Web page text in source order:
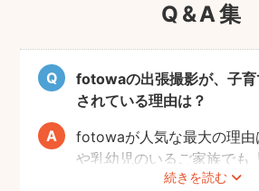
Q&A集
fotowaの出張撮影が、子
されている理由は？
続きを読む
fotowaが人気な最大の理由
や乳幼児のいるご家族でも
を楽しんでいただけること